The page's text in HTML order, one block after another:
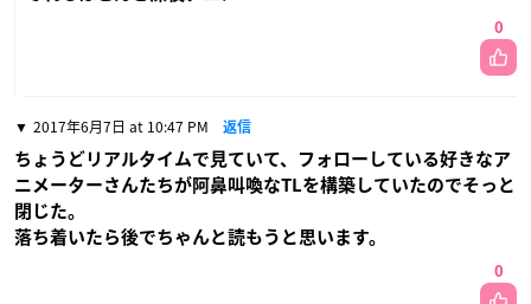
0
2017年6月7日 at 10:47 PM 返信
ちょうどリアルタイムで見ていて、フォローしている好きなア
ニメーターさんたちが阿鼻叫喚なTLを構築していたのでそっと
閉じた。
落ち着いたら後でちゃんと読もうと思います。
0